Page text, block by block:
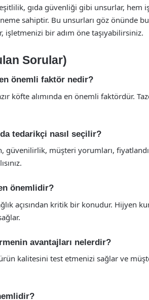
gıda güvenliği gibi unsurlar, hem
sahiptir. Bu unsurları göz önünde
işletmenizi bir adım öne taşıyabilirsiniz.
Sorular)
önemli faktör nedir?
köfte alımında en önemli faktördür.
tedarikçi nasıl seçilir?
güvenilirlik, müşteri yorumları,
önemlidir?
açısından kritik bir konudur. Hijyen
avantajları nelerdir?
kalitesini test etmenizi sağlar ve